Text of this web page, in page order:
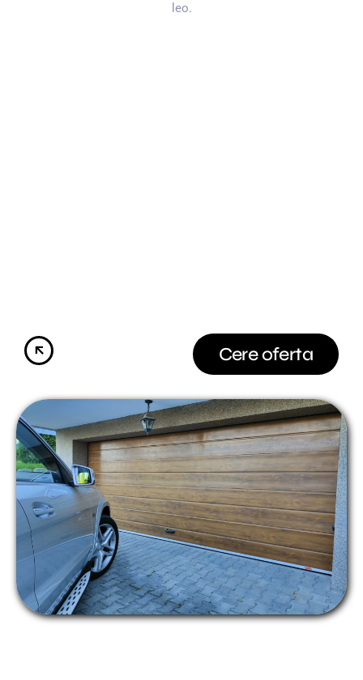
leo.
Cere oferta